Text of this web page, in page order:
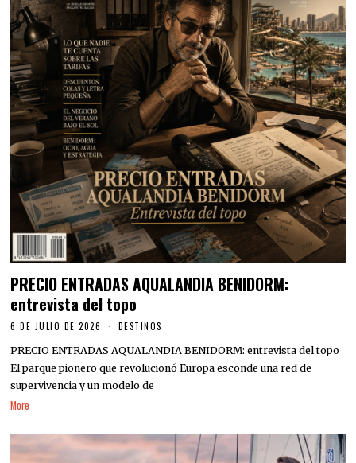
PRECIO ENTRADAS AQUALANDIA BENIDORM:
entrevista del topo
6 DE JULIO DE 2026 DESTINOS
PRECIO ENTRADAS AQUALANDIA BENIDORM: entrevista del topo
El parque pionero que revolucionó Europa esconde una red de
supervivencia y un modelo de
More